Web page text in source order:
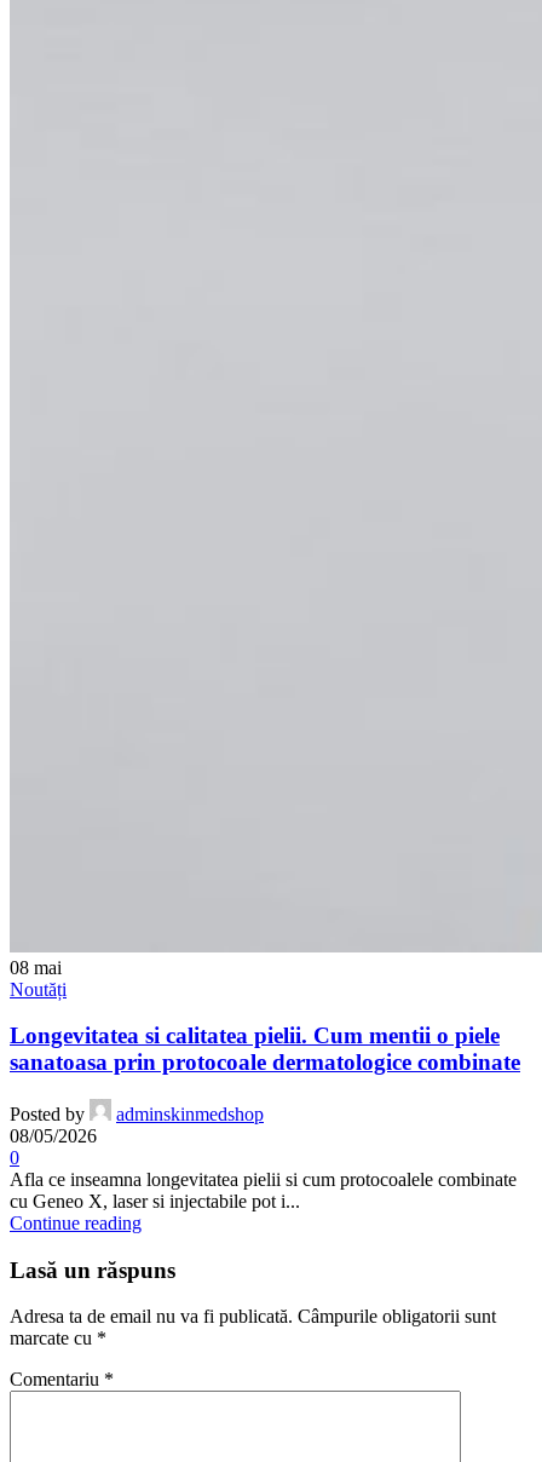
08 mai
Noutăți
Longevitatea si calitatea pielii. Cum mentii o piele
sanatoasa prin protocoale dermatologice combinate
Posted by
adminskinmedshop
08/05/2026
0
Afla ce inseamna longevitatea pielii si cum protocoalele combinate
cu Geneo X, laser si injectabile pot i...
Continue reading
Lasă un răspuns
Adresa ta de email nu va fi publicată. Câmpurile obligatorii sunt
marcate cu *
Comentariu *